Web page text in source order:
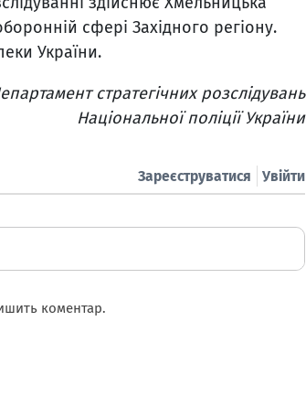
сфері Західного регіону.
України.
стратегічних розслідувань
Національної поліції України
Увійти
Зареєструватися
коментар.